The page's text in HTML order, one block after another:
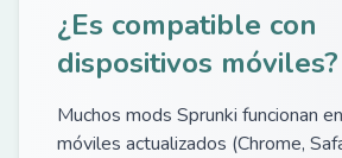
¿Es compatible con
dispositivos móviles?
Muchos mods Sprunki funcionan
móviles actualizados (Chrome,